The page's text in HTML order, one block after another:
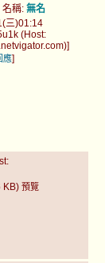
名稱: 無名
三)01:14
(Host:
應]
KB) 預覽